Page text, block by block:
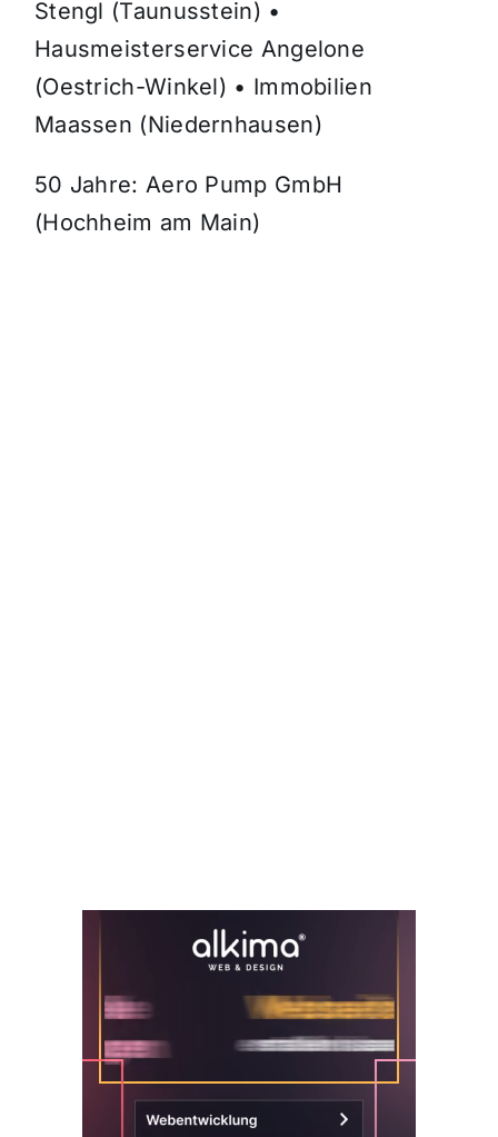
Stengl (Taunusstein) •
Hausmeisterservice Angelone
(Oestrich-Winkel) • Immobilien
Maassen (Niedernhausen)
50 Jahre: Aero Pump GmbH
(Hochheim am Main)